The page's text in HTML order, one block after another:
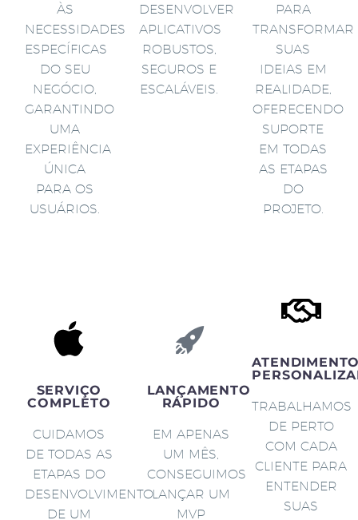
ÀS
NECESSIDADES
ESPECÍFICAS
DO SEU
NEGÓCIO,
GARANTINDO
UMA
EXPERIÊNCIA
ÚNICA
PARA OS
USUÁRIOS.
DESENVOLVER
APLICATIVOS
ROBUSTOS,
SEGUROS E
ESCALÁVEIS.
PARA
TRANSFORMAR
SUAS
IDEIAS EM
REALIDADE,
OFERECENDO
SUPORTE
EM TODAS
AS ETAPAS
DO
PROJETO.
SERVIÇO
COMPLETO
CUIDAMOS
DE TODAS AS
ETAPAS DO
DESENVOLVIMENTO
DE UM
LANÇAMENTO
RÁPIDO
EM APENAS
UM MÊS,
CONSEGUIMOS
LANÇAR UM
MVP
TRABALHAMOS
DE PERTO
COM CADA
CLIENTE PARA
ENTENDER
SUAS